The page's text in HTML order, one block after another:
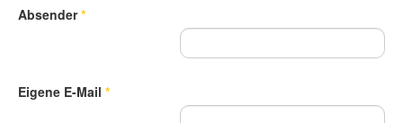
Absender*
Eigene E-Mail *